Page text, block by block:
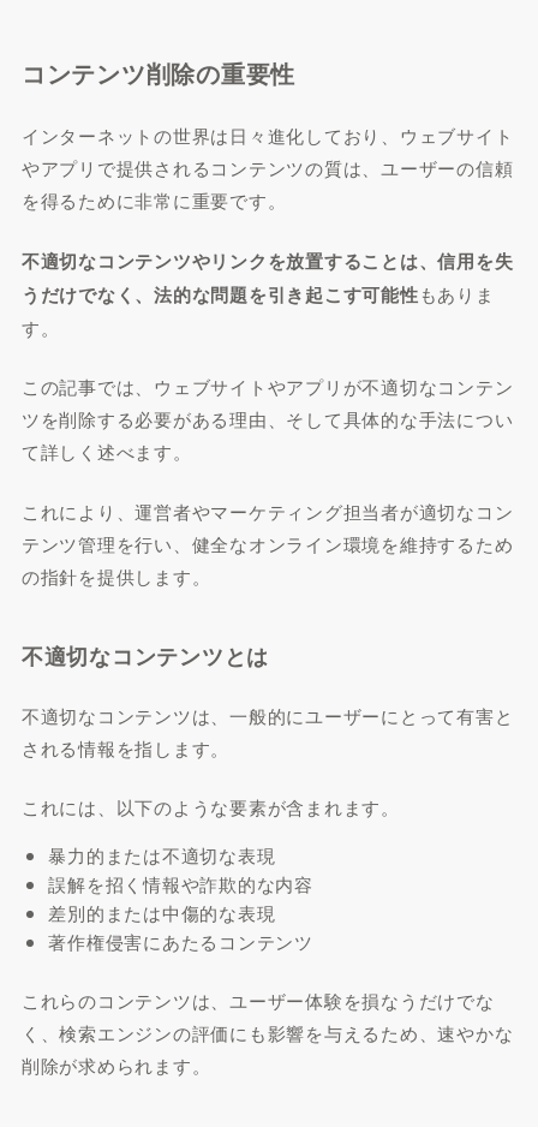
コンテンツ削除の重要性
インターネットの世界は日々進化しており、ウェブサイト
やアプリで提供されるコンテンツの質は、ユーザーの信頼
を得るために非常に重要です。
不適切なコンテンツやリンクを放置することは、信用を失
うだけでなく、法的な問題を引き起こす可能性もありま
す。
この記事では、ウェブサイトやアプリが不適切なコンテン
ツを削除する必要がある理由、そして具体的な手法につい
て詳しく述べます。
これにより、運営者やマーケティング担当者が適切なコン
テンツ管理を行い、健全なオンライン環境を維持するため
の指針を提供します。
不適切なコンテンツとは
不適切なコンテンツは、一般的にユーザーにとって有害と
される情報を指します。
これには、以下のような要素が含まれます。
暴力的または不適切な表現
誤解を招く情報や詐欺的な内容
差別的または中傷的な表現
著作権侵害にあたるコンテンツ
これらのコンテンツは、ユーザー体験を損なうだけでな
く、検索エンジンの評価にも影響を与えるため、速やかな
削除が求められます。